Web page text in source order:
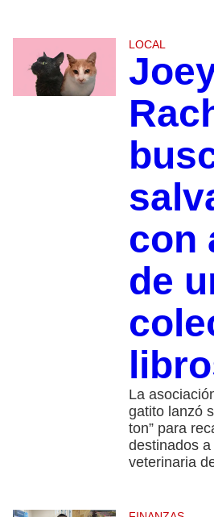
LOCAL
con
de
La
gatito lanzó
ton” para
destinados
veterinaria